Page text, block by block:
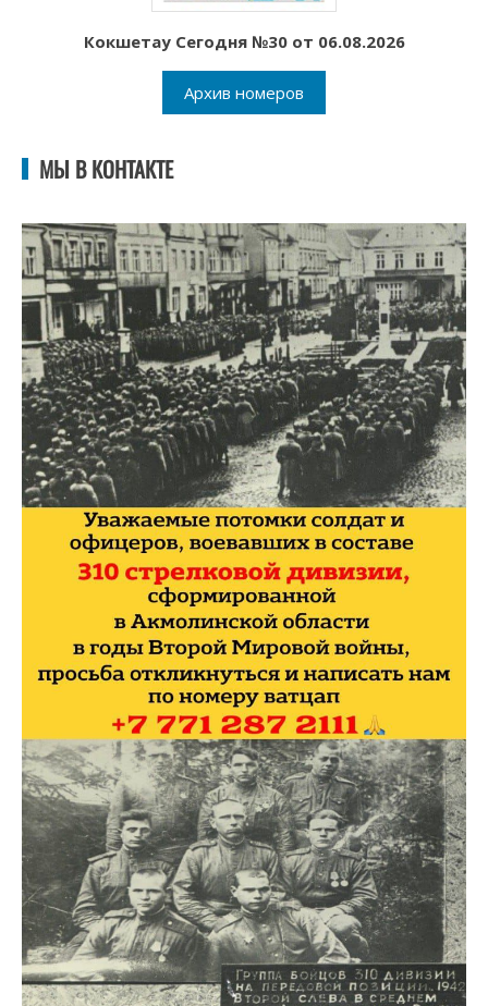
Кокшетау Сегодня №30 от 06.08.2026
Архив номеров
МЫ В КОНТАКТЕ